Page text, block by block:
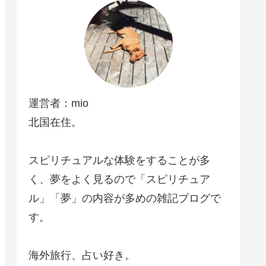
運営者：mio
北国在住。
スピリチュアルな体験をすることが多
く、夢をよく見るので「スピリチュア
ル」「夢」の内容が多めの雑記ブログで
す。
海外旅行、占い好き。